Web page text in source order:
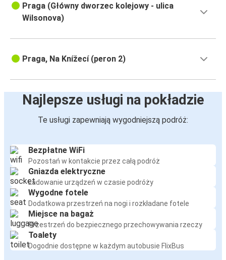
Praga (Główny dworzec kolejowy - ulica
Wilsonova)
Praga, Na Knížecí (peron 2)
Najlepsze usługi na pokładzie
Te usługi zapewniają wygodniejszą podróż:
Bezpłatne WiFi
Pozostań w kontakcie przez całą podróż
Gniazda elektryczne
Ładowanie urządzeń w czasie podróży
Wygodne fotele
Dodatkowa przestrzeń na nogi i rozkładane fotele
Miejsce na bagaż
Przestrzeń do bezpiecznego przechowywania rzeczy
Toalety
Dogodnie dostępne w każdym autobusie FlixBus